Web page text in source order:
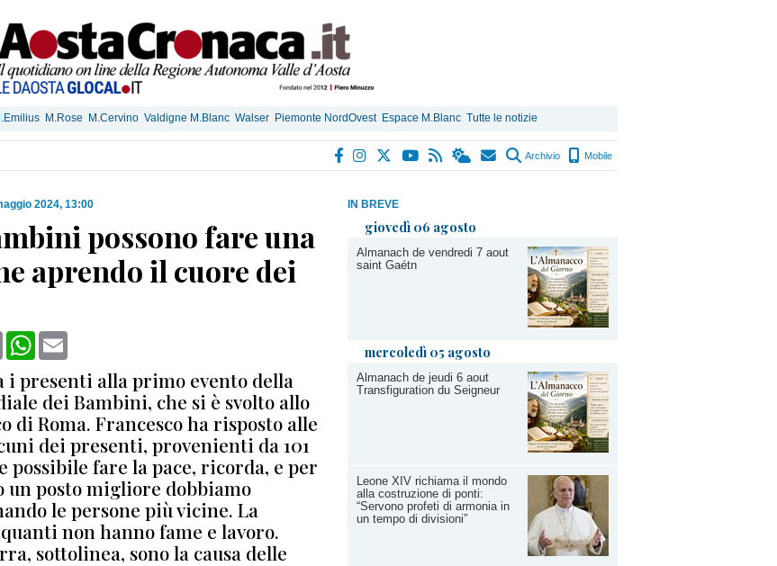
M.Rose M.Cervino Valdigne M.Blanc Walser Piemonte NordOvest Espace M.Blanc Tutte le notizie
Archivio Mobile
IN BREVE
giovedì 06 agosto
Almanach de vendredi 7 aout
saint Gaétn
mercoledì 05 agosto
Almanach de jeudi 6 aout
Transfiguration du Seigneur
Leone XIV richiama il mondo
alla costruzione di ponti:
“Servono profeti di armonia in
un tempo di divisioni”
2024, 13:00
possono fare una
aprendo il cuore dei
Print WhatsApp
i presenti alla primo evento della
dei Bambini, che si è svolto allo
di Roma. Francesco ha risposto alle
dei presenti, provenienti da 101
possibile fare la pace, ricorda, e per
un posto migliore dobbiamo
le persone più vicine. La
non hanno fame e lavoro.
sottolinea, sono la causa delle